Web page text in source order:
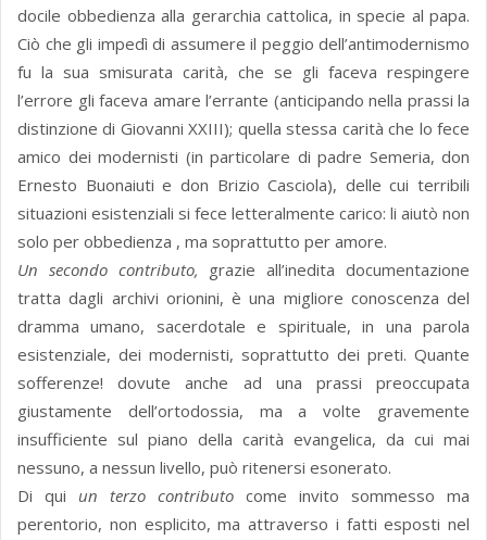
docile obbedienza alla gerarchia cattolica, in specie al papa.
Ciò che gli impedì di assumere il peggio dell’antimodernismo
fu la sua smisurata carità, che se gli faceva respingere
l’errore gli faceva amare l’errante (anticipando nella prassi la
distinzione di Giovanni XXIII); quella stessa carità che lo fece
amico dei modernisti (in particolare di padre Semeria, don
Ernesto Buonaiuti e don Brizio Casciola), delle cui terribili
situazioni esistenziali si fece letteralmente carico: li aiutò non
solo per obbedienza , ma soprattutto per amore.
Un secondo contributo, grazie all’inedita documentazione
tratta dagli archivi orionini, è una migliore conoscenza del
dramma umano, sacerdotale e spirituale, in una parola
esistenziale, dei modernisti, soprattutto dei preti. Quante
sofferenze! dovute anche ad una prassi preoccupata
giustamente dell’ortodossia, ma a volte gravemente
insufficiente sul piano della carità evangelica, da cui mai
nessuno, a nessun livello, può ritenersi esonerato.
Di qui un terzo contributo come invito sommesso ma
perentorio, non esplicito, ma attraverso i fatti esposti nel